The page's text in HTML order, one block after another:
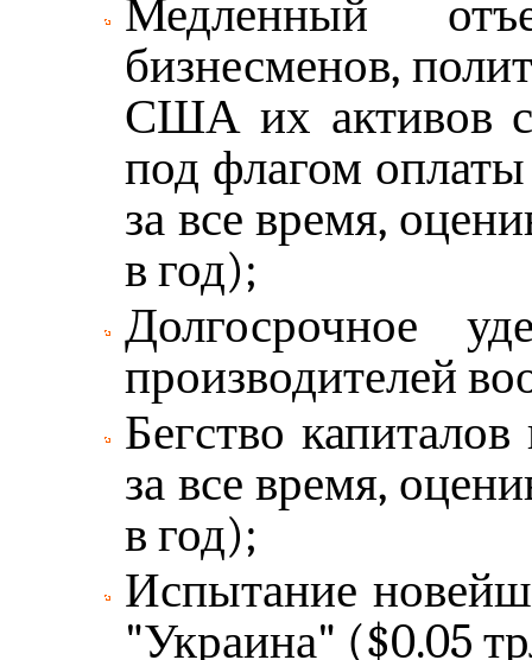
Медленный
бизнесменов,
США их активов
под флагом
за все время,
в год);
Долгосрочное
производителей
Бегство
за все время,
в год);
Испытание
"Украина" ($0.05